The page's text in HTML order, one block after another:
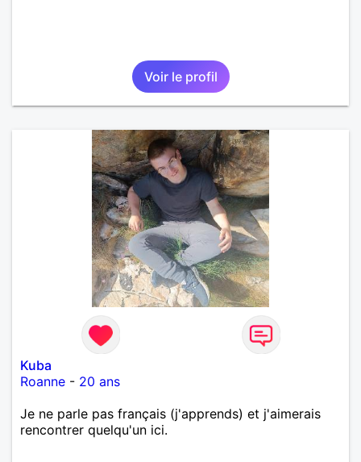
Voir le profil
Kuba
Roanne - 20 ans
Je ne parle pas français (j'apprends) et j'aimerais
rencontrer quelqu'un ici.